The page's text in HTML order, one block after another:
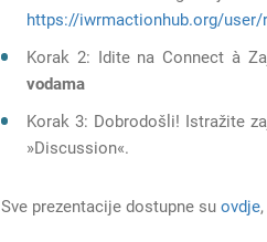
https://iwrmactionhub.org/user/
Korak 2: Idite na Connect à
vodama
Korak 3: Dobrodošli! Istražite
»Discussion«.
Sve prezentacije dostupne su ovdje